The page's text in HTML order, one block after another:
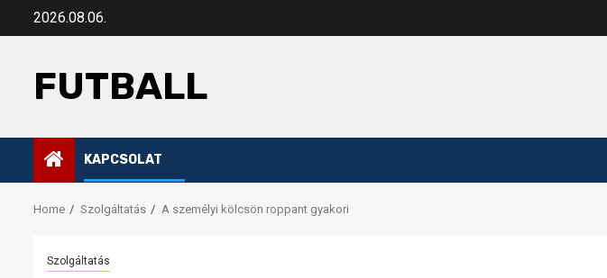
2026.08.06.
FUTBALL
KAPCSOLAT
Home Szolgáltatás A személyi kölcsön roppant gyakori
Szolgáltatás